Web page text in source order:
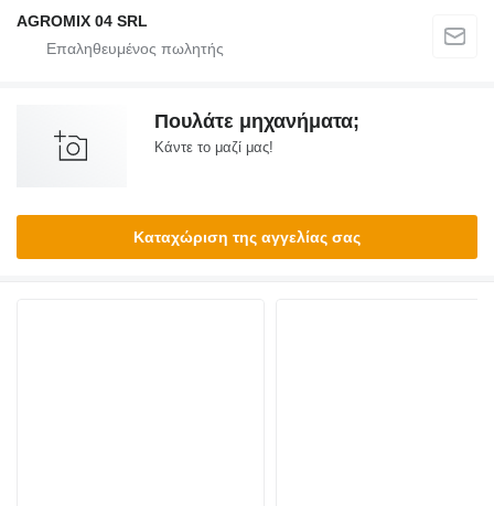
AGROMIX 04 SRL
Πουλάτε μηχανήματα;
Κάντε το μαζί μας!
Καταχώριση της αγγελίας σας